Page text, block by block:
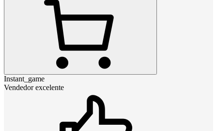
Instant_game
Vendedor excelente